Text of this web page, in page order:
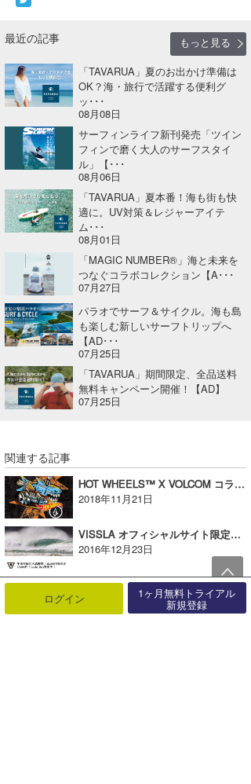
最近の記事
もっと見る
「TAVARUA」夏のお出かけ準備は
OK？海・旅行で活躍する便利グ
ッ･･･
08月08日
サーフィンライフ新刊発売「ツイン
フィンで磨く大人のサーフスタイ
ル」【･･･
08月06日
「TAVARUA」夏本番！海も街も快
適に。UV対策＆レジャーアイテ
ム･･･
08月01日
「MAGIC NUMBER®」海と未来を
つなぐコラボコレクション【A･･･
07月27日
パラオでサーフ＆サイクル。海も島
も楽しむ新しいサーフトリップへ
【AD･･･
07月25日
「TAVARUA」期間限定、全品送料
無料キャンペーン開催！【AD】
07月25日
関連する記事
HOT WHEELS™ X VOLCOM コラボレーション・コレクション リリースのお知らせ【AD】
2018年11月21日
VISSLA オフィシャルサイト限定LUCKY BOX 2017 キャンペーン！【広告】
2016年12月23日
ウォータースポーツからアウトドア全般で活躍間違いなしのアイテムをご紹介！【AD】
2022年07月01日
ログイン 1ヶ月無料トライアル
新規登録